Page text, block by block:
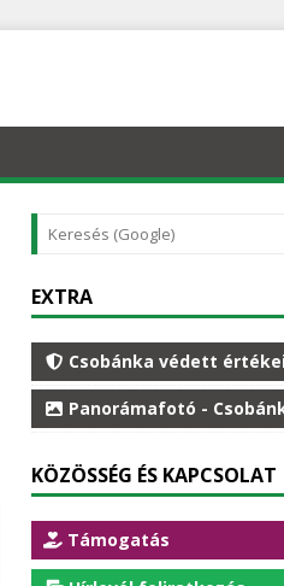
EXTRA
Csobánka védett értékei
Panorámafotó -
KÖZÖSSÉG ÉS KAPCSOLAT
Támogatás